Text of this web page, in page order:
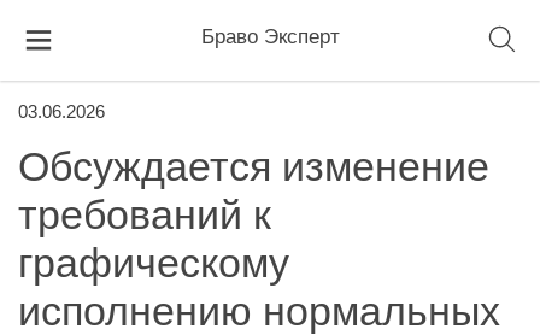
Браво Эксперт
03.06.2026
Обсуждается изменение
требований к
графическому
исполнению нормальных